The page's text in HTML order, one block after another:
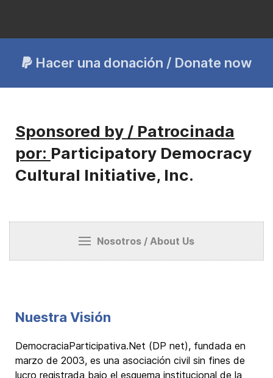
Hacer una donación / Donate now
Sponsored by / Patrocinada
por: Participatory Democracy
Cultural Initiative, Inc.
Nosotros / About Us
Nuestra Visión
DemocraciaParticipativa.Net (DP net), fundada en
marzo de 2003, es una asociación civil sin fines de
lucro registrada bajo el esquema institucional de la